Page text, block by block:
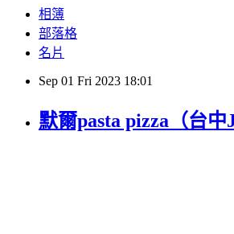
相簿
部落格
名片
Sep 01 Fri 2023 18:01
默爾pasta pizza（台